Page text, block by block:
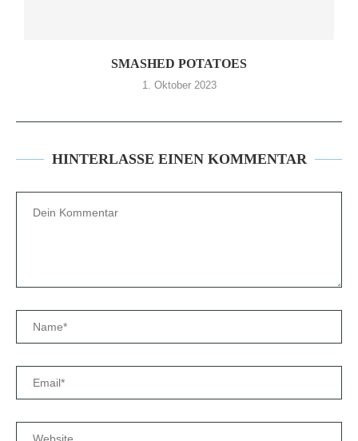
SMASHED POTATOES
1. Oktober 2023
HINTERLASSE EINEN KOMMENTAR